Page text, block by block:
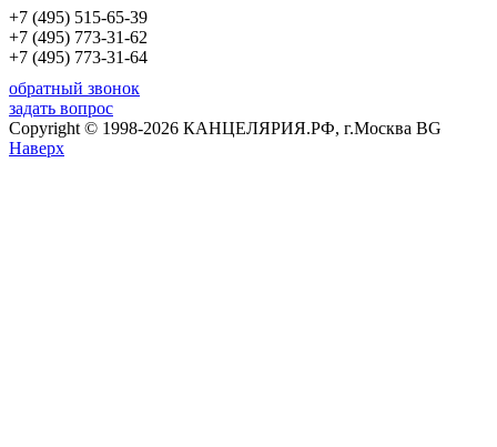
+7 (495) 515-65-39
+7 (495) 773-31-62
+7 (495) 773-31-64
обратный звонок
задать вопрос
Copyright © 1998-2026 КАНЦЕЛЯРИЯ.РФ, г.Москва BG
Наверх